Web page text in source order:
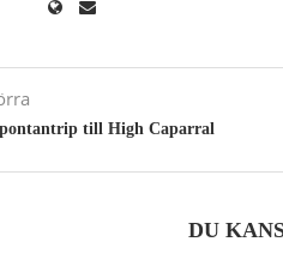
till High Caparral
DU